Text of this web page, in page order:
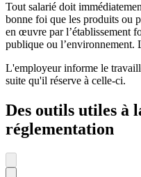
Tout salarié doit
bonne foi que les produits ou
en œuvre par l’établissement
publique ou l’environnement.
L'employeur informe le
suite qu'il réserve à celle-ci.
Des outils utiles à
réglementation